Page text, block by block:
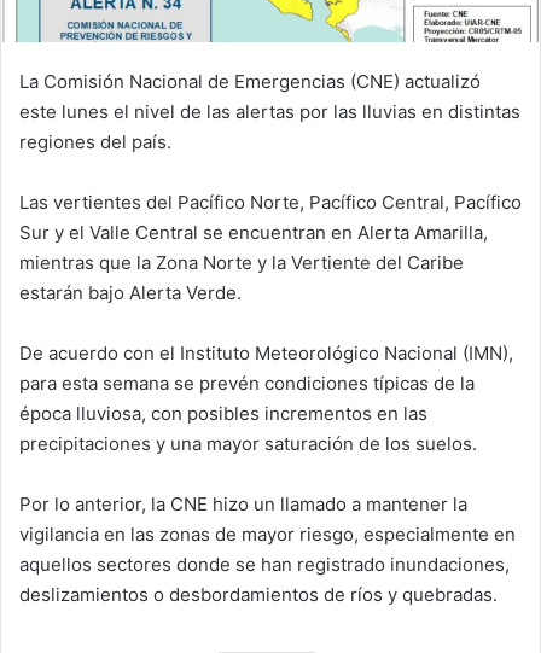
La Comisión Nacional de Emergencias (CNE) actualizó
este lunes el nivel de las alertas por las lluvias en distintas
regiones del país.
Las vertientes del Pacífico Norte, Pacífico Central, Pacífico
Sur y el Valle Central se encuentran en Alerta Amarilla,
mientras que la Zona Norte y la Vertiente del Caribe
estarán bajo Alerta Verde.
De acuerdo con el Instituto Meteorológico Nacional (IMN),
para esta semana se prevén condiciones típicas de la
época lluviosa, con posibles incrementos en las
precipitaciones y una mayor saturación de los suelos.
Por lo anterior, la CNE hizo un llamado a mantener la
vigilancia en las zonas de mayor riesgo, especialmente en
aquellos sectores donde se han registrado inundaciones,
deslizamientos o desbordamientos de ríos y quebradas.